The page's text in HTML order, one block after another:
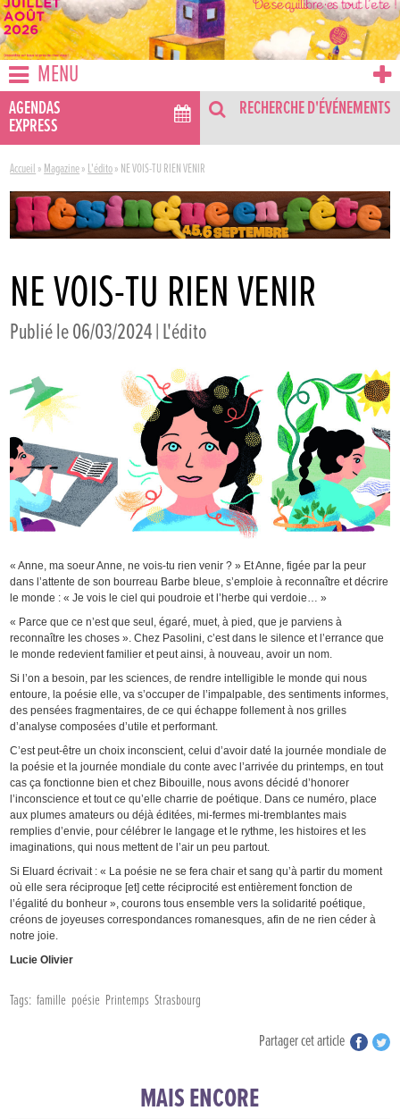
MENU
AGENDAS
EXPRESS
RECHERCHE D'ÉVÉNEMENTS
Accueil » Magazine» L'édito» NE VOIS-TU RIEN VENIR
NE VOIS-TU RIEN VENIR
Publié le 06/03/2024 |L'édito
« Anne, ma soeur Anne, ne vois-tu rien venir ? » Et Anne, figée par la peur
dans l’attente de son bourreau Barbe bleue, s’emploie à reconnaître et décrire
le monde : « Je vois le ciel qui poudroie et l’herbe qui verdoie… »
« Parce que ce n’est que seul, égaré, muet, à pied, que je parviens à
reconnaître les choses ». Chez Pasolini, c’est dans le silence et l’errance que
le monde redevient familier et peut ainsi, à nouveau, avoir un nom.
Si l’on a besoin, par les sciences, de rendre intelligible le monde qui nous
entoure, la poésie elle, va s’occuper de l’impalpable, des sentiments informes,
des pensées fragmentaires, de ce qui échappe follement à nos grilles
d’analyse composées d’utile et performant.
C’est peut-être un choix inconscient, celui d’avoir daté la journée mondiale de
la poésie et la journée mondiale du conte avec l’arrivée du printemps, en tout
cas ça fonctionne bien et chez Bibouille, nous avons décidé d’honorer
l’inconscience et tout ce qu’elle charrie de poétique. Dans ce numéro, place
aux plumes amateurs ou déjà éditées, mi-fermes mi-tremblantes mais
remplies d’envie, pour célébrer le langage et le rythme, les histoires et les
imaginations, qui nous mettent de l’air un peu partout.
Si Eluard écrivait : « La poésie ne se fera chair et sang qu’à partir du moment
où elle sera réciproque [et] cette réciprocité est entièrement fonction de
l’égalité du bonheur », courons tous ensemble vers la solidarité poétique,
créons de joyeuses correspondances romanesques, afin de ne rien céder à
notre joie.
Lucie Olivier
Tags: famille poésie Printemps Strasbourg
Partager cet article
MAIS ENCORE